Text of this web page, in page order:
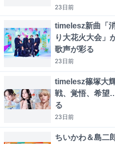
23日前
timelesz新曲「
り大花火大会」
歌声が彩る
23日前
timelesz篠塚大
戦、覚悟、希望
る
23日前
ちいかわ＆島二